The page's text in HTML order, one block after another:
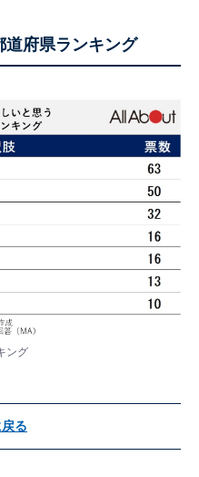
道府県ランキング
ング
る